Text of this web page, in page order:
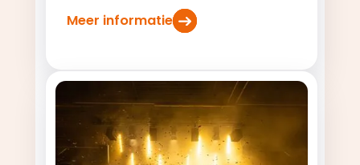
Meer informatie